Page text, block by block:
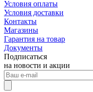
Условия оплаты
Условия доставки
Контакты
Магазины
Гарантия на товар
Документы
Подписаться
на новости и акции